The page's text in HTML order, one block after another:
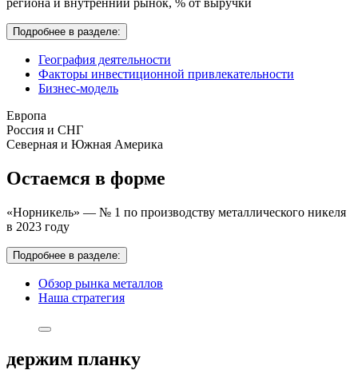
региона и внутренний рынок, % от выручки
Подробнее в разделе:
География деятельности
Факторы инвестиционной привлекательности
Бизнес-модель
Европа
Россия и СНГ
Северная и Южная Америка
Остаемся в форме
«Норникель» — № 1 по производству металлического никеля
в 2023 году
Подробнее в разделе:
Обзор рынка металлов
Наша стратегия
держим планку